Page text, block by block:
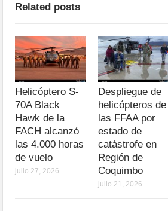
Related posts
Helicóptero S-
70A Black
Hawk de la
FACH alcanzó
las 4.000 horas
de vuelo
julio 27, 2026
Despliegue de
helicópteros de
las FFAA por
estado de
catástrofe en
Región de
Coquimbo
julio 21, 2026